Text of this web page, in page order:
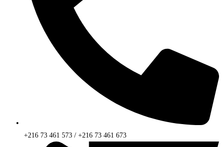
+216 73 461 573 / +216 73 461 673